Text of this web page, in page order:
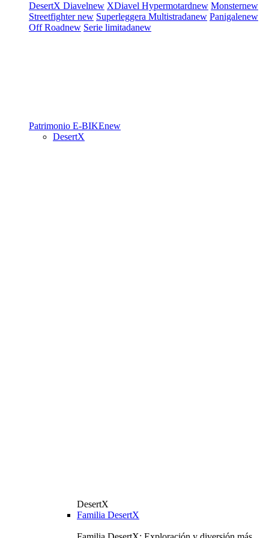
DesertX Diavelnew XDiavel Hypermotardnew Monsternew
Streetfighternew Superleggera Multistradanew Panigalenew
Off Roadnew Serie limitadanew
Patrimonio E-BIKEnew
DesertX
DesertX
Familia DesertX